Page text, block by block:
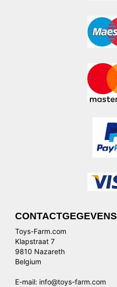
CONTACTGEGEVENS
Toys-Farm.com
Klapstraat 7
9810 Nazareth
Belgium
E-mail: info@toys-farm.com